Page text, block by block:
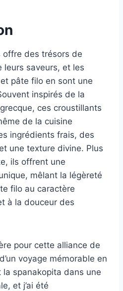
offre des trésors de
leurs saveurs, et les
pâte filo en sont une
inspirés de la
ces croustillants
de la cuisine
ingrédients frais, des
une texture divine. Plus
ils offrent une
mêlant la légèreté
filo au caractère
à la douceur des
pour cette alliance de
voyage mémorable en
la spanakopita dans une
et j’ai été